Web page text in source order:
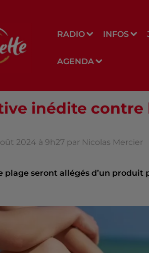
RADIO INFOS
AGENDA
inédite contre
2024 à 9h27 par Nicolas Mercier
plage seront allégés d’un